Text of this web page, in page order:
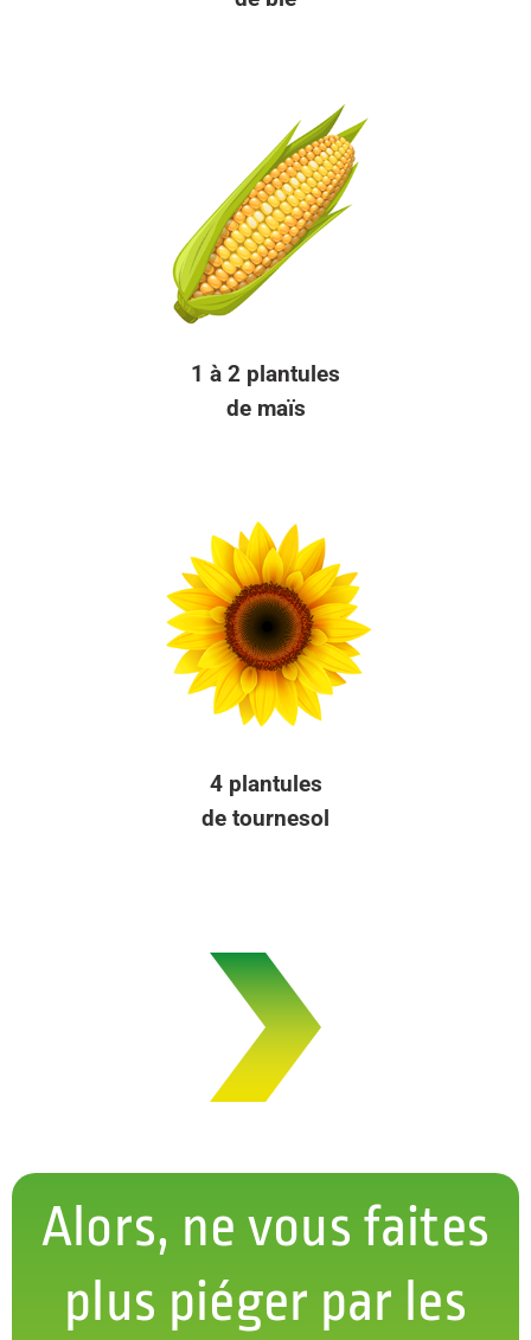
1 à 2 plantules
de maïs
4 plantules
de tournesol
Alors, ne vous faites
plus piéger par les